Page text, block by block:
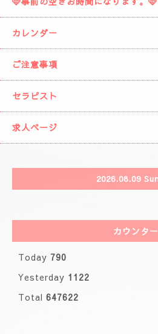
トップページ
🍀料金システム🍀
🌈( 出張システム)🌈
🩷りりさんのコース🩷
🌸ブログ🌸
🩷事前の空きお時間になります。🩷
セラピスト
求人ページ